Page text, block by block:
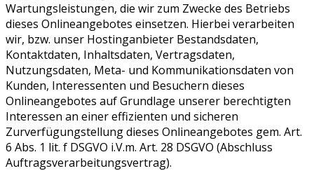
Wartungsleistungen, die wir zum Zwecke des Betriebs
dieses Onlineangebotes einsetzen. Hierbei verarbeiten
wir, bzw. unser Hostinganbieter Bestandsdaten,
Kontaktdaten, Inhaltsdaten, Vertragsdaten,
Nutzungsdaten, Meta- und Kommunikationsdaten von
Kunden, Interessenten und Besuchern dieses
Onlineangebotes auf Grundlage unserer berechtigten
Interessen an einer effizienten und sicheren
Zurverfügungstellung dieses Onlineangebotes gem. Art.
6 Abs. 1 lit. f DSGVO i.V.m. Art. 28 DSGVO (Abschluss
Auftragsverarbeitungsvertrag).